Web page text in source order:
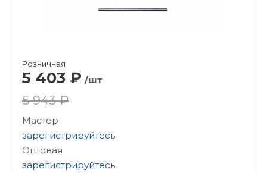
Розничная
5 403 ₽ /шт
5 943 ₽
Мастер
зарегистрируйтесь
Оптовая
зарегистрируйтесь